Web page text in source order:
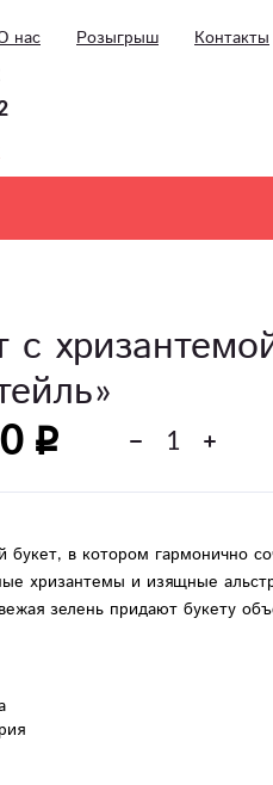
нас Розыгрыш Контакты
с
букет, в котором гармонично
хризантемы и изящные
зелень придают букету